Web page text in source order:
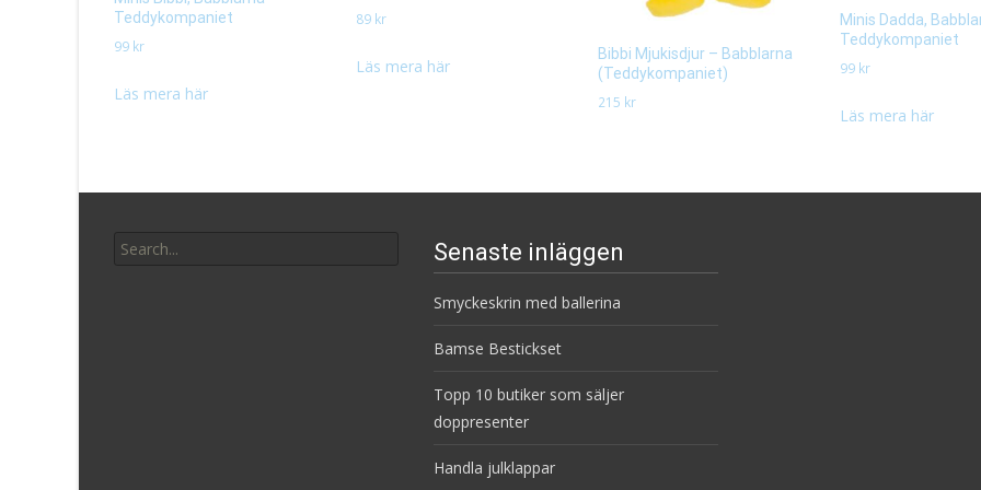
Teddykompaniet
99 kr
Läs mera här
89 kr
Läs mera här
Bibbi Mjukisdjur – Babblarna
(Teddykompaniet)
215 kr
Minis Dadda,
Teddykompaniet
99 kr
Läs mera här
for:
Senaste inläggen
Smyckeskrin med ballerina
Bamse Bestickset
Topp 10 butiker som säljer
doppresenter
Handla julklappar